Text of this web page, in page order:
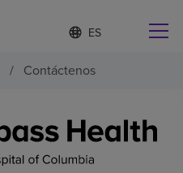
Lista
de
contraída
d
o
s
e
e
/ Contáctenos